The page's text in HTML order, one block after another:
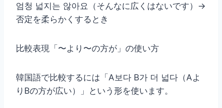
엄청 넓지는 않아요（そんなに広くはないです）→
否定を柔らかくするとき
比較表現「〜より〜の方が」の使い方
韓国語で比較するには「A보다 B가 더 넓다（Aよ
りBの方が広い）」という形を使います。